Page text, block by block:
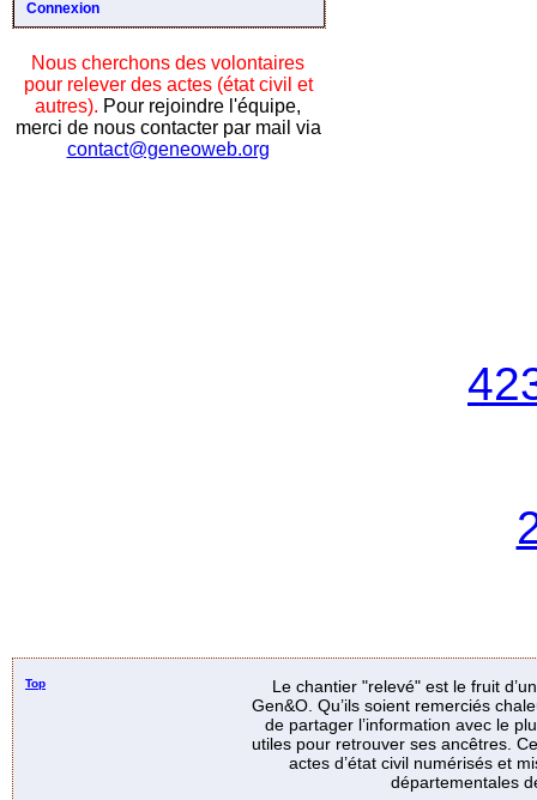
Connexion
Nous cherchons des volontaires
pour relever des actes (état civil et
autres). Pour rejoindre l'équipe,
merci de nous contacter par mail via
contact@geneoweb.org
Top
Le chantier "relevé" est le fruit
Gen&O. Qu’ils soient remerciés
de partager l’information avec le
utiles pour retrouver ses ancêtres.
actes d’état civil numérisés et
départementales